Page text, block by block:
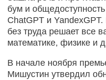
бум и
ChatGPT и
без труда решает все
математике, физике и
В начале ноября
Мишустин утвердил